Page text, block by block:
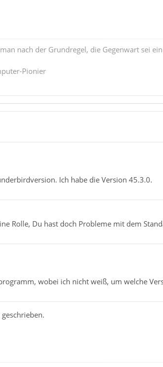
nach der Grundregel, die Gegenwart sei
Pionier
Ich habe die Version 45.3.0.
Rolle, Du hast doch Probleme mit dem
wobei ich nicht weiß, um welche